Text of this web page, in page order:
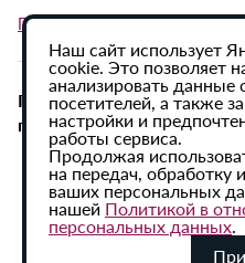
Политика в отношении
При использовании
гиперссылка на ИА
Наш сайт использует
cookie. Это позволяет
анализировать данные
посетителей, а также
настройки и
работы сервиса.
Продолжая
на передач, обработку
ваших персональных
нашей Политикой в
персональных данных.